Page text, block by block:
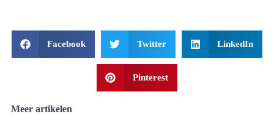
Facebook Twitter LinkedIn
Pinterest
Meer artikelen